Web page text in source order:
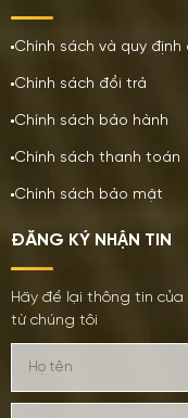
Chính sách và quy định
Chính sách đổi trả
Chính sách bảo hành
Chính sách thanh toán
Chính sách bảo mật
ĐĂNG KÝ NHẬN TIN
Hãy để lại thông tin
từ chúng tôi